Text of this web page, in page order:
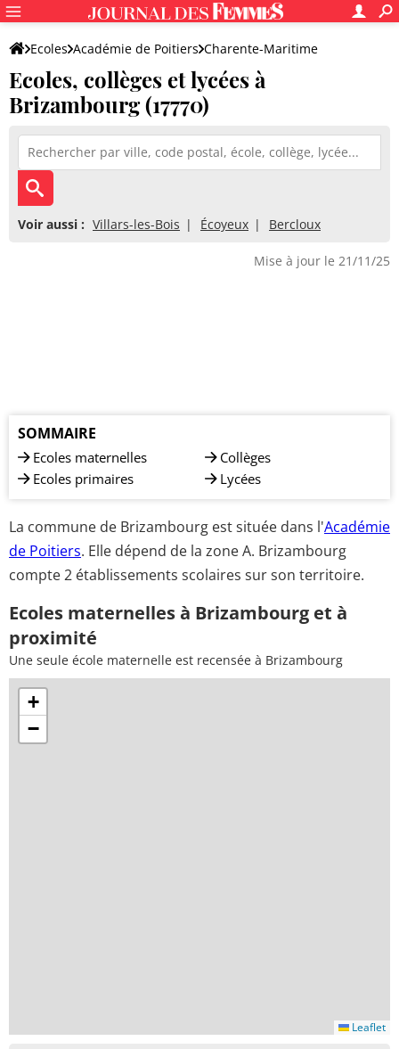
Ecoles Académie de Poitiers Charente-Maritime
Ecoles, collèges et lycées à
Brizambourg (17770)
Voir aussi : Villars-les-Bois Écoyeux Bercloux
Mise à jour le 21/11/25
SOMMAIRE
Ecoles maternelles
Ecoles primaires
Collèges
Lycées
La commune de Brizambourg est située dans l'Académie
de Poitiers. Elle dépend de la zone A. Brizambourg
compte 2 établissements scolaires sur son territoire.
Ecoles maternelles à Brizambourg et à
proximité
Une seule école maternelle est recensée à Brizambourg
+
−
Leaflet